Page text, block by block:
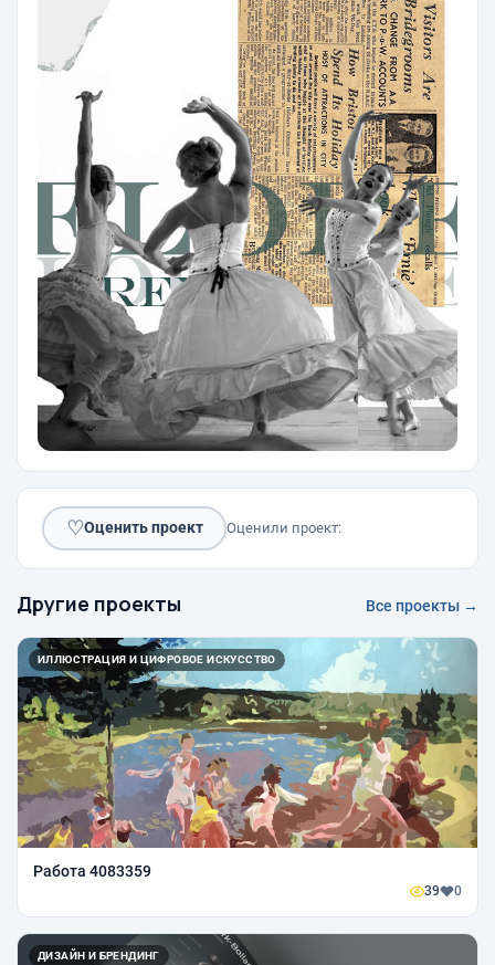
♡Оценить проект Оценили проект:
Другие проекты Все проекты →
ИЛЛЮСТРАЦИЯ И ЦИФРОВОЕ ИСКУССТВО
Работа 4083359
39 0
ДИЗАЙН И БРЕНДИНГ